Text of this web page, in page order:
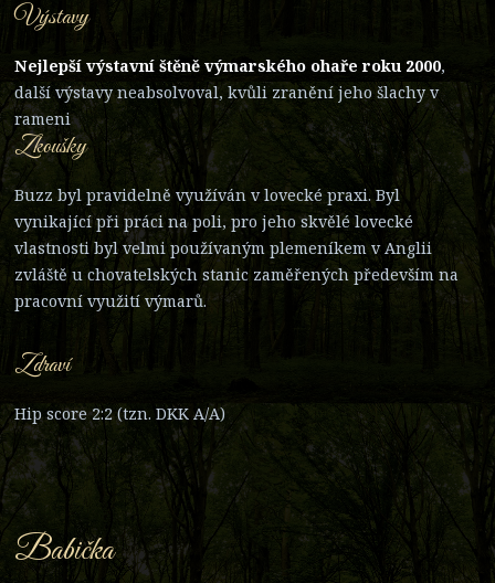
Výstavy
Nejlepší výstavní štěně výmarského ohaře roku 2000,
další výstavy neabsolvoval, kvůli zranění jeho šlachy v
rameni
Zkoušky
Buzz byl pravidelně využíván v lovecké praxi. Byl
vynikající při práci na poli, pro jeho skvělé lovecké
vlastnosti byl velmi používaným plemeníkem v Anglii
zvláště u chovatelských stanic zaměřených především na
pracovní využití výmarů.
Zdraví
Hip score 2:2 (tzn. DKK A/A)
Babička